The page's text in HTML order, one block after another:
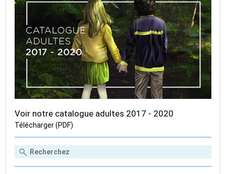
Voir notre catalogue adultes 2017 - 2020
Télécharger (PDF)